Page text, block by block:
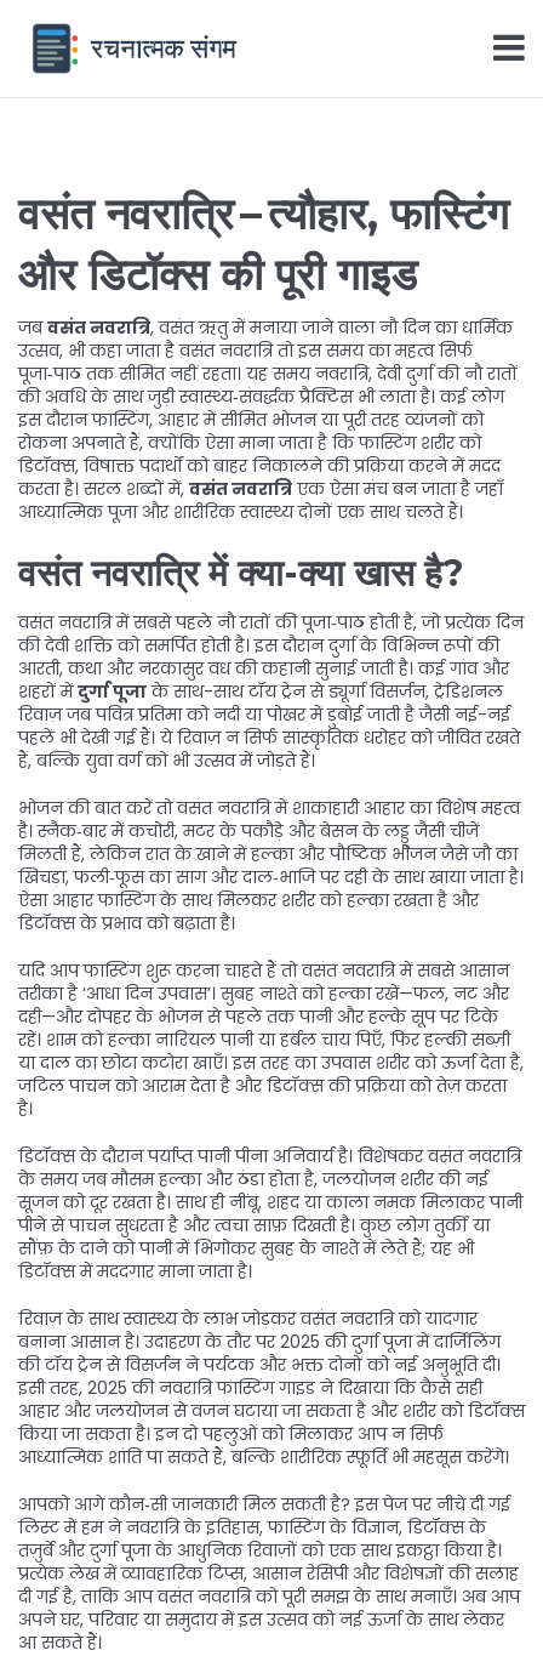
वसंत नवरात्रि – त्यौहार, फास्टिंग
और डिटॉक्स की पूरी गाइड
जबवसंत नवरात्रि,वसंत ऋतु में मनाया जाने वाला नौ दिन का धार्मिक
उत्सव, भी कहा जाता हैवसंत नवरात्रितो इस समय का महत्व सिर्फ
पूजा‑पाठ तक सीमित नहीं रहता। यह समयनवरात्रि,देवी दुर्गा की नौ रातों
की अवधिके साथ जुड़ी स्वास्थ्य‑संवर्द्धक प्रैक्टिस भी लाता है। कई लोग
इस दौरानफास्टिंग, आहार में सीमित भोजन या पूरी तरह व्यंजनों को
रोकनाअपनाते हैं, क्योंकि ऐसा माना जाता है कि फास्टिंग शरीर को
डिटॉक्स, विषाक्त पदार्थों को बाहर निकालने की प्रक्रियाकरने में मदद
करता है। सरल शब्दों में, वसंत नवरात्रि एक ऐसा मंच बन जाता है जहाँ
आध्यात्मिक पूजा और शारीरिक स्वास्थ्य दोनों एक साथ चलते हैं।
वसंत नवरात्रि में क्या-क्या खास है?
वसंत नवरात्रि में सबसे पहले नौ रातों की पूजा‑पाठ होती है, जो प्रत्येक दिन
की देवी शक्ति को समर्पित होती है। इस दौरान दुर्गा के विभिन्न रूपों की
आरती, कथा और नरकासुर वध की कहानी सुनाई जाती है। कई गांव और
शहरों मेंदुर्गा पूजाके साथ-साथ टॉय ट्रेन सेड्यूर्गा विसर्जन,ट्रेडिशनल
रिवाज़ जब पवित्र प्रतिमा को नदी या पोखर में डुबोई जाती हैजैसी नई-नई
पहलें भी देखी गई हैं। ये रिवाज़ न सिर्फ सांस्कृतिक धरोहर को जीवित रखते
हैं, बल्कि युवा वर्ग को भी उत्सव में जोड़ते हैं।
भोजन की बात करें तो वसंत नवरात्रि में शाकाहारी आहार का विशेष महत्व
है। स्नैक‑बार में कचोरी, मटर के पकौड़े और बेसन के लड्डू जैसी चीज़ें
मिलती हैं, लेकिन रात के खाने में हल्का और पौष्टिक भोजन जैसे जौ का
खिचड़ा, फली‑फूस का साग और दाल‑भाजि पर दही के साथ खाया जाता है।
ऐसा आहार फास्टिंग के साथ मिलकर शरीर को हल्का रखता है और
डिटॉक्स के प्रभाव को बढ़ाता है।
यदि आप फास्टिंग शुरू करना चाहते हैं तो वसंत नवरात्रि में सबसे आसान
तरीका है ‘आधा दिन उपवास’। सुबह नाश्ते को हल्का रखें—फल, नट और
दही—और दोपहर के भोजन से पहले तक पानी और हल्के सूप पर टिके
रहें। शाम को हल्का नारियल पानी या हर्बल चाय पिएँ, फिर हल्की सब्ज़ी
या दाल का छोटा कटोरा खाएँ। इस तरह का उपवास शरीर को ऊर्जा देता है,
जटिल पाचन को आराम देता है और डिटॉक्स की प्रक्रिया को तेज़ करता
है।
डिटॉक्स के दौरान पर्याप्त पानी पीना अनिवार्य है। विशेषकर वसंत नवरात्रि
के समय जब मौसम हल्का और ठंडा होता है, जलयोजन शरीर की नई
सूजन को दूर रखता है। साथ ही नींबू, शहद या काला नमक मिलाकर पानी
पीने से पाचन सुधरता है और त्वचा साफ़ दिखती है। कुछ लोग तुर्की या
सौंफ़ के दाने को पानी में भिगोकर सुबह के नाश्ते में लेते हैं; यह भी
डिटॉक्स में मददगार माना जाता है।
रिवाज़ के साथ स्वास्थ्य के लाभ जोड़कर वसंत नवरात्रि को यादगार
बनाना आसान है। उदाहरण के तौर पर 2025 की दुर्गा पूजा में दार्जिलिंग
की टॉय ट्रेन से विसर्जन ने पर्यटक और भक्त दोनों को नई अनुभूति दी।
इसी तरह, 2025 की नवरात्रि फास्टिंग गाइड ने दिखाया कि कैसे सही
आहार और जलयोजन से वजन घटाया जा सकता है और शरीर को डिटॉक्स
किया जा सकता है। इन दो पहलुओं को मिलाकर आप न सिर्फ
आध्यात्मिक शांति पा सकते हैं, बल्कि शारीरिक स्फ़ूर्ति भी महसूस करेंगे।
आपको आगे कौन‑सी जानकारी मिल सकती है? इस पेज पर नीचे दी गई
लिस्ट में हम ने नवरात्रि के इतिहास, फास्टिंग के विज्ञान, डिटॉक्स के
तज़ुर्बे और दुर्गा पूजा के आधुनिक रिवाज़ों को एक साथ इकट्ठा किया है।
प्रत्येक लेख में व्यावहारिक टिप्स, आसान रेसिपी और विशेषज्ञों की सलाह
दी गई है, ताकि आप वसंत नवरात्रि को पूरी समझ के साथ मनाएँ। अब आप
अपने घर, परिवार या समुदाय में इस उत्सव को नई ऊर्जा के साथ लेकर
आ सकते हैं।